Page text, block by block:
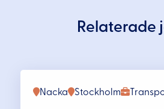
Relaterade
Nacka Stockholm